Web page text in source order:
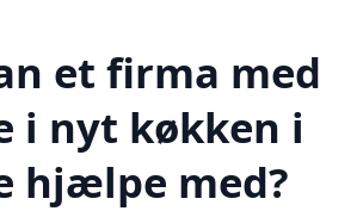
et firma med
i nyt køkken i
hjælpe med?